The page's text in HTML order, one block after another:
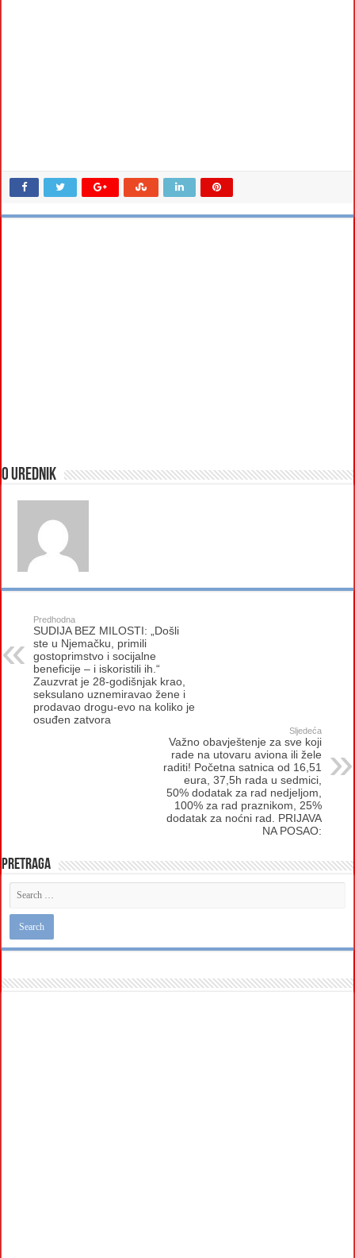
O urednik
Predhodna
SUDIJA BEZ MILOSTI: „Došli
ste u Njemačku, primili
gostoprimstvo i socijalne
beneficije – i iskoristili ih.“
Zauzvrat je 28-godišnjak krao,
seksulano uznemiravao žene i
prodavao drogu-evo na koliko je
osuđen zatvora
Sljedeća
Važno obavještenje za sve koji
rade na utovaru aviona ili žele
raditi! Početna satnica od 16,51
eura, 37,5h rada u sedmici,
50% dodatak za rad nedjeljom,
100% za rad praznikom, 25%
dodatak za noćni rad. PRIJAVA
NA POSAO:
Pretraga